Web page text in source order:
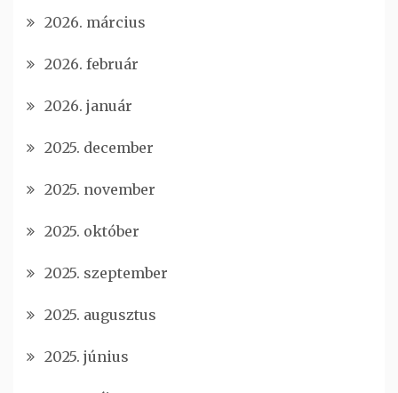
2026. március
2026. február
2026. január
2025. december
2025. november
2025. október
2025. szeptember
2025. augusztus
2025. június